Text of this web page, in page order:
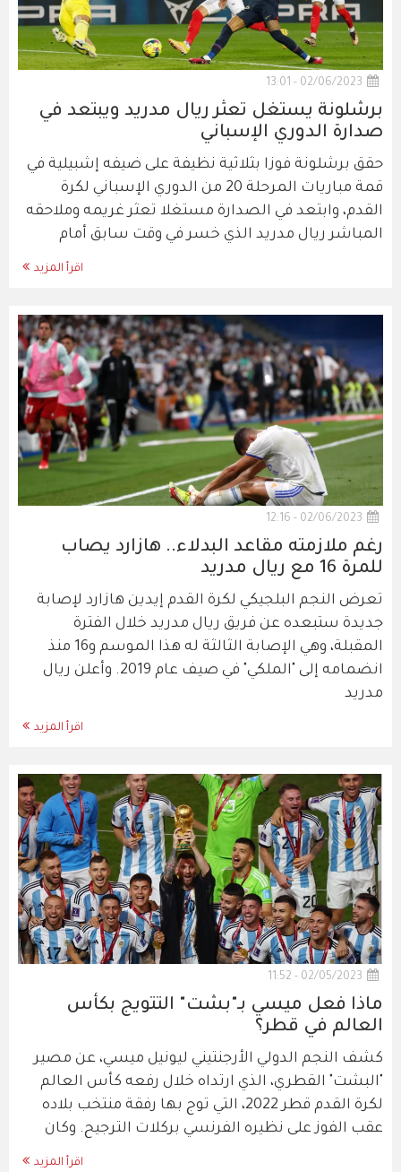
02/06/2023 - 13:01
برشلونة يستغل تعثر ريال مدريد ويبتعد في
صدارة الدوري الإسباني
حقق برشلونة فوزا بثلاثية نظيفة على ضيفه إشبيلية في
قمة مباريات المرحلة 20 من الدوري الإسباني لكرة
القدم، وابتعد في الصدارة مستغلا تعثر غريمه وملاحقه
المباشر ريال مدريد الذي خسر في وقت سابق أمام
اقرأ المزيد
02/06/2023 - 12:16
رغم ملازمته مقاعد البدلاء.. هازارد يصاب
للمرة 16 مع ريال مدريد
تعرض النجم البلجيكي لكرة القدم إيدين هازارد لإصابة
جديدة ستبعده عن فريق ريال مدريد خلال الفترة
المقبلة، وهي الإصابة الثالثة له هذا الموسم و16 منذ
انضمامه إلى "الملكي" في صيف عام 2019. وأعلن ريال
مدريد
اقرأ المزيد
02/05/2023 - 11:52
ماذا فعل ميسي بـ"بشت" التتويج بكأس
العالم في قطر؟
كشف النجم الدولي الأرجنتيني ليونيل ميسي، عن مصير
"البشت" القطري، الذي ارتداه خلال رفعه كأس العالم
لكرة القدم قطر 2022، التي توج بها رفقة منتخب بلاده
عقب الفوز على نظيره الفرنسي بركلات الترجيح. وكان
اقرأ المزيد